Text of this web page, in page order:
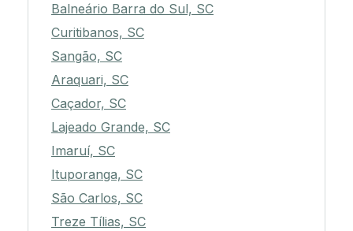
Balneário Barra do Sul, SC
Curitibanos, SC
Sangão, SC
Araquari, SC
Caçador, SC
Lajeado Grande, SC
Imaruí, SC
Ituporanga, SC
São Carlos, SC
Treze Tílias, SC